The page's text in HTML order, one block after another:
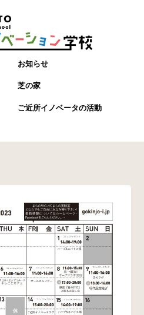
お知らせ
芝の家
ご近所イノベータの活動